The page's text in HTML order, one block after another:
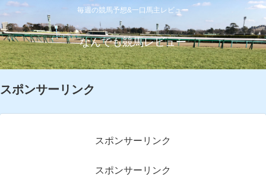
毎週の競馬予想&一口馬主レビュー
なんでも競馬レビュー
スポンサーリンク
スポンサーリンク
スポンサーリンク